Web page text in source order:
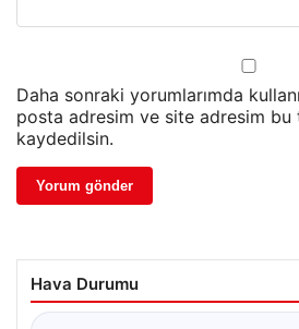
Daha sonraki yorumlarımda
posta adresim ve site adresim bu
kaydedilsin.
Hava Durumu